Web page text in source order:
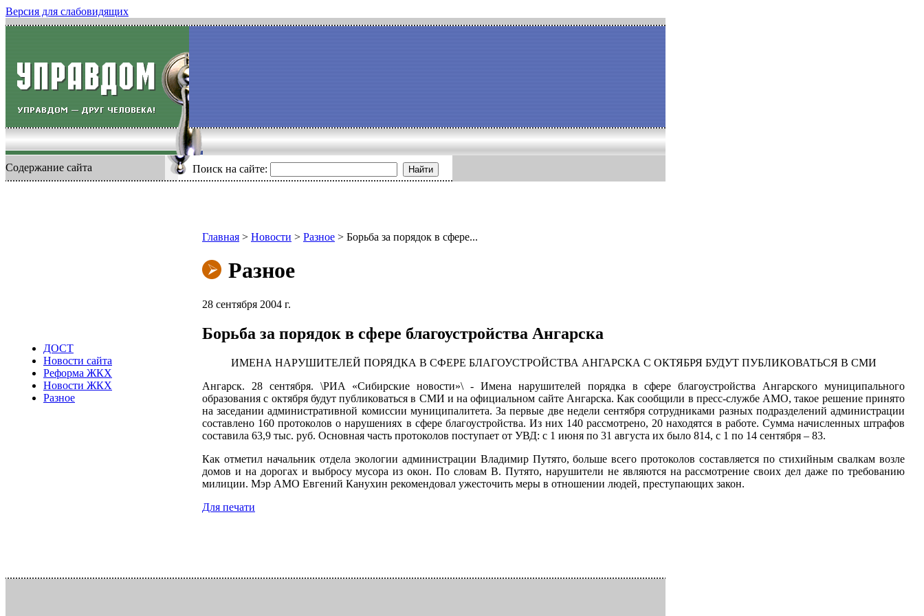
Версия для слабовидящих
Содержание сайта Поиск на сайте: Найти
ДОСТ
Новости сайта
Реформа ЖКХ
Новости ЖКХ
Разное
Главная > Новости > Разное > Борьба за порядок в сфере...
Разное
28 сентября 2004 г.
Борьба за порядок в сфере благоустройства Ангарска
ИМЕНА НАРУШИТЕЛЕЙ ПОРЯДКА В СФЕРЕ БЛАГОУСТРОЙСТВА АНГАРСКА С ОКТЯБРЯ БУДУТ ПУБЛИКОВАТЬСЯ В СМИ
Ангарск. 28 сентября. \РИА «Сибирские новости»\ - Имена нарушителей порядка в сфере благоустройства Ангарского муниципального
образования с октября будут публиковаться в СМИ и на официальном сайте Ангарска. Как сообщили в пресс-службе АМО, такое решение принято
на заседании административной комиссии муниципалитета. За первые две недели сентября сотрудниками разных подразделений администрации
составлено 160 протоколов о нарушениях в сфере благоустройства. Из них 140 рассмотрено, 20 находятся в работе. Сумма начисленных штрафов
составила 63,9 тыс. руб. Основная часть протоколов поступает от УВД: с 1 июня по 31 августа их было 814, с 1 по 14 сентября – 83.
Как отметил начальник отдела экологии администрации Владимир Путято, больше всего протоколов составляется по стихийным свалкам возле
домов и на дорогах и выбросу мусора из окон. По словам В. Путято, нарушители не являются на рассмотрение своих дел даже по требованию
милиции. Мэр АМО Евгений Канухин рекомендовал ужесточить меры в отношении людей, преступающих закон.
Для печати